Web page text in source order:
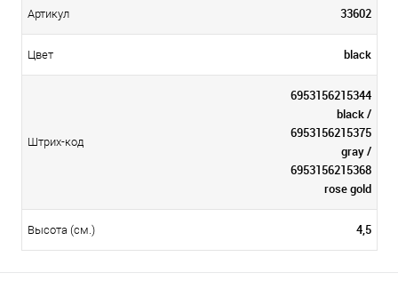
Артикул 33602
Цвет black
Штрих-код
6953156215344
black /
6953156215375
gray /
6953156215368
rose gold
Высота (см.) 4,5